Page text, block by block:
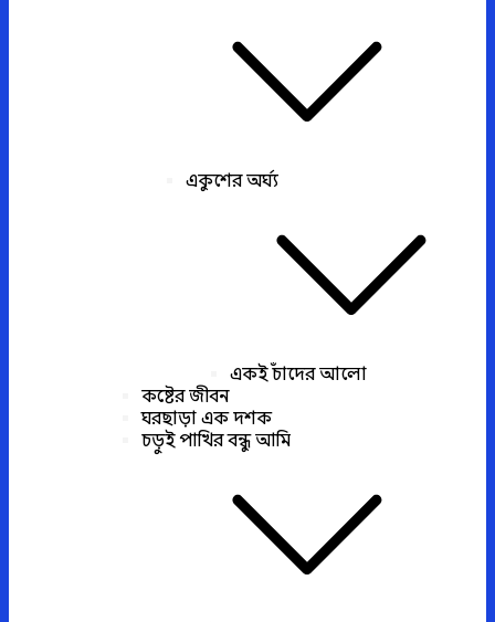
একুশের অর্ঘ্য
একই চাঁদের আলো
কষ্টের জীবন
ঘরছাড়া এক দশক
চড়ুই পাখির বন্ধু আমি